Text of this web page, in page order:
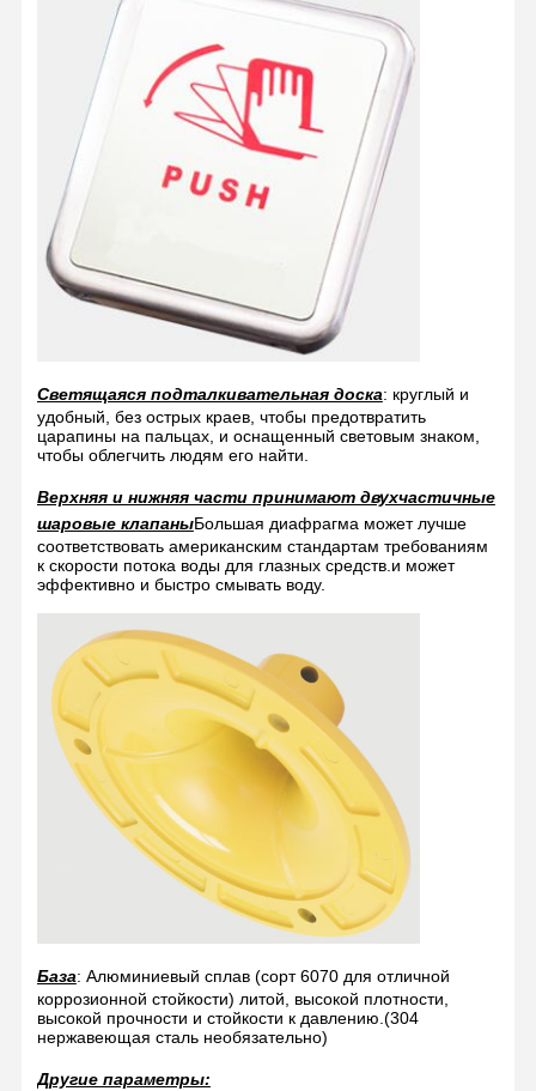
Светящаяся подталкивательная доска: круглый и
удобный, без острых краев, чтобы предотвратить
царапины на пальцах, и оснащенный световым знаком,
чтобы облегчить людям его найти.
Верхняя и нижняя части принимают двухчастичные
шаровые клапаныБольшая диафрагма может лучше
соответствовать американским стандартам требованиям
к скорости потока воды для глазных средств.и может
эффективно и быстро смывать воду.
База: Алюминиевый сплав (сорт 6070 для отличной
коррозионной стойкости) литой, высокой плотности,
высокой прочности и стойкости к давлению.(304
нержавеющая сталь необязательно)
Другие параметры: